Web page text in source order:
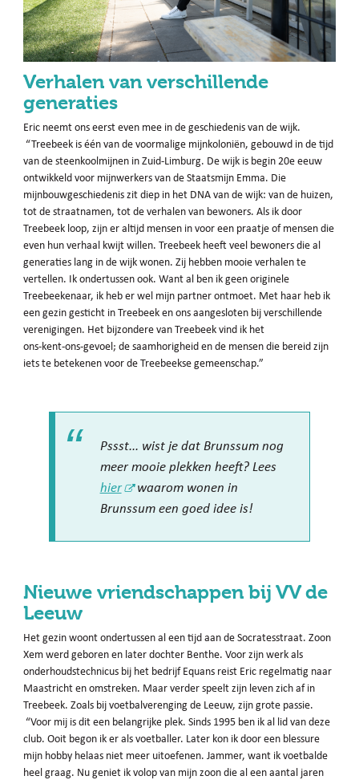
Verhalen van verschillende
generaties
Eric neemt ons eerst even mee in de geschiedenis van de wijk.
“Treebeek is één van de voormalige mijnkoloniën, gebouwd in de tijd
van de steenkoolmijnen in Zuid-Limburg. De wijk is begin 20e eeuw
ontwikkeld voor mijnwerkers van de Staatsmijn Emma. Die
mijnbouwgeschiedenis zit diep in het DNA van de wijk: van de huizen,
tot de straatnamen, tot de verhalen van bewoners. Als ik door
Treebeek loop, zijn er altijd mensen in voor een praatje of mensen die
even hun verhaal kwijt willen. Treebeek heeft veel bewoners die al
generaties lang in de wijk wonen. Zij hebben mooie verhalen te
vertellen. Ik ondertussen ook. Want al ben ik geen originele
Treebeekenaar, ik heb er wel mijn partner ontmoet. Met haar heb ik
een gezin gesticht in Treebeek en ons aangesloten bij verschillende
verenigingen. Het bijzondere van Treebeek vind ik het
ons-kent-ons-gevoel; de saamhorigheid en de mensen die bereid zijn
iets te betekenen voor de Treebeekse gemeenschap.”
Pssst... wist je dat Brunssum nog
meer mooie plekken heeft? Lees
hier
waarom wonen in
Brunssum een goed idee is!
Nieuwe vriendschappen bij VV de
Leeuw
Het gezin woont ondertussen al een tijd aan de Socratesstraat. Zoon
Xem werd geboren en later dochter Benthe. Voor zijn werk als
onderhoudstechnicus bij het bedrijf Equans reist Eric regelmatig naar
Maastricht en omstreken. Maar verder speelt zijn leven zich af in
Treebeek. Zoals bij voetbalverenging de Leeuw, zijn grote passie.
“Voor mij is dit een belangrijke plek. Sinds 1995 ben ik al lid van deze
club. Ooit begon ik er als voetballer. Later kon ik door een blessure
mijn hobby helaas niet meer uitoefenen. Jammer, want ik voetbalde
heel graag. Nu geniet ik volop van mijn zoon die al een aantal jaren